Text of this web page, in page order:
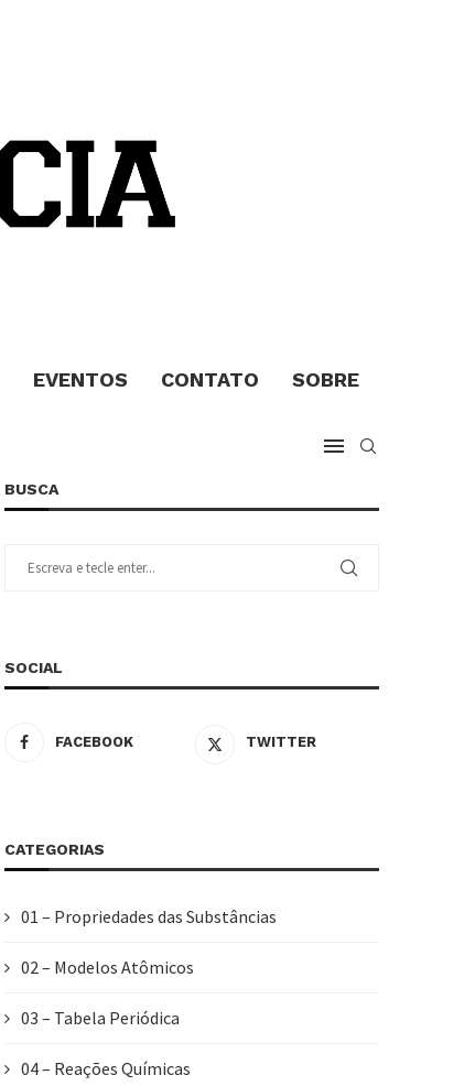
EVENTOS CONTATO SOBRE
BUSCA
SOCIAL
FACEBOOK TWITTER
CATEGORIAS
01 – Propriedades das Substâncias
02 – Modelos Atômicos
03 – Tabela Periódica
04 – Reações Químicas